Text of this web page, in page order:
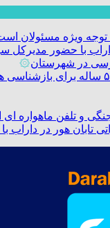
ویژه مسئولان
با حضور مدیرکل
در شهرستان۞
و تلفن ماهواره ای